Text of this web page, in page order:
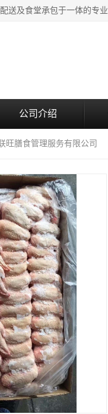
公司介绍
旺膳食管理服务有限公司